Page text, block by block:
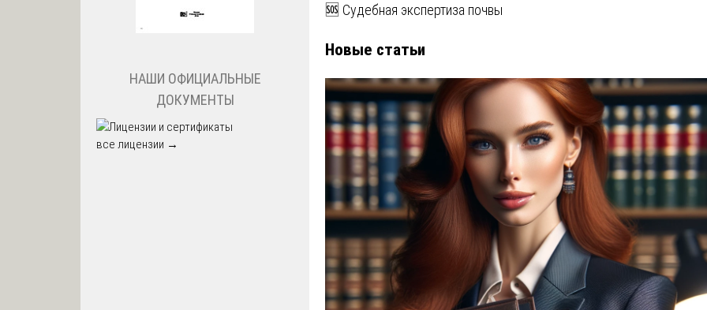
🆘 Судебная экспертиза почвы
Новые статьи
НАШИ ОФИЦИАЛЬНЫЕ
ДОКУМЕНТЫ
все лицензии →